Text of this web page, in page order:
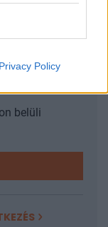
Privacy Policy
belüli